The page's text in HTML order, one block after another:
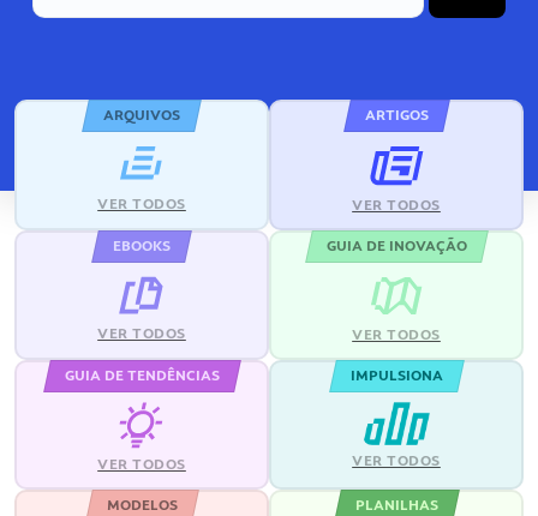
ARQUIVOS
VER TODOS
ARTIGOS
VER TODOS
EBOOKS
VER TODOS
GUIA DE INOVAÇÃO
VER TODOS
GUIA DE TENDÊNCIAS
VER TODOS
IMPULSIONA
VER TODOS
MODELOS PLANILHAS